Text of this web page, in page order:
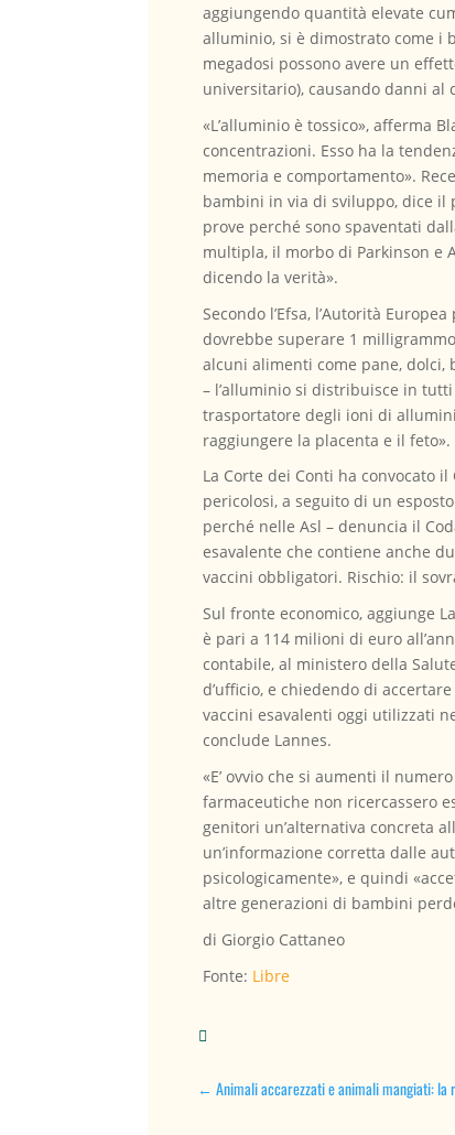
aggiungendo quantità elevate
alluminio, si è dimostrato come i
megadosi possono avere un
universitario), causando danni al
«L’alluminio è tossico», afferma
concentrazioni. Esso ha la
memoria e comportamento».
bambini in via di sviluppo, dice il
prove perché sono spaventati
multipla, il morbo di Parkinson e
dicendo la verità».
Secondo l’Efsa, l’Autorità
dovrebbe superare 1
alcuni alimenti come pane, dolci,
– l’alluminio si distribuisce in
trasportatore degli ioni di
raggiungere la placenta e il feto».
La Corte dei Conti ha convocato
pericolosi, a seguito di un
perché nelle Asl – denuncia il
esavalente che contiene anche
vaccini obbligatori. Rischio: il
Sul fronte economico, aggiunge
è pari a 114 milioni di euro
contabile, al ministero della
d’ufficio, e chiedendo di
vaccini esavalenti oggi utilizzati
conclude Lannes.
«E’ ovvio che si aumenti il
farmaceutiche non ricercassero
genitori un’alternativa concreta
un’informazione corretta dalle
psicologicamente», e quindi
altre generazioni di bambini
di Giorgio Cattaneo
Fonte: Libre

←Animali accarezzati e animali mangiati: